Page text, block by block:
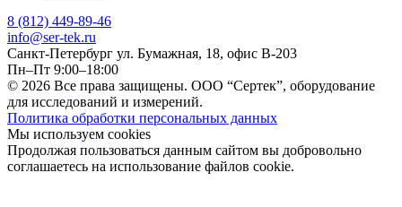
8 (812) 449-89-46
info@ser-tek.ru
Санкт-Петербург ул. Бумажная, 18, офис B-203
Пн–Пт 9:00–18:00
© 2026 Все права защищены. ООО “Сертек”, оборудование
для исследований и измерений.
Политика обработки персональных данных
Мы используем cookies
Продолжая пользоваться данным сайтом вы добровольно
соглашаетесь на использование файлов cookie.